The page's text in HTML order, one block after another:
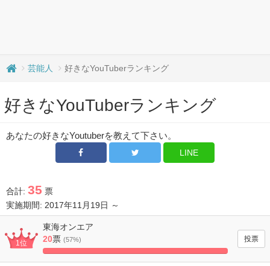
芸能人 好きなYouTuberランキング
好きなYouTuberランキング
あなたの好きなYoutuberを教えて下さい。
LINE
合計: 35 票
実施期間: 2017年11月19日 ～
1位
東海オンエア
20票 (57%)
100%